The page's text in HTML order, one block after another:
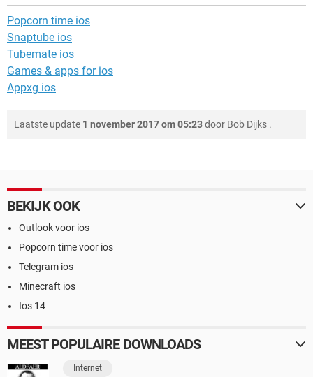
Popcorn time ios
Snaptube ios
Tubemate ios
Games & apps for ios
Appxg ios
Laatste update 1 november 2017 om 05:23door Bob Dijks .
BEKIJK OOK
Outlook voor ios
Popcorn time voor ios
Telegram ios
Minecraft ios
Ios 14
MEEST POPULAIRE DOWNLOADS
Internet